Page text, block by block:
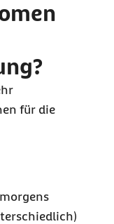
für die